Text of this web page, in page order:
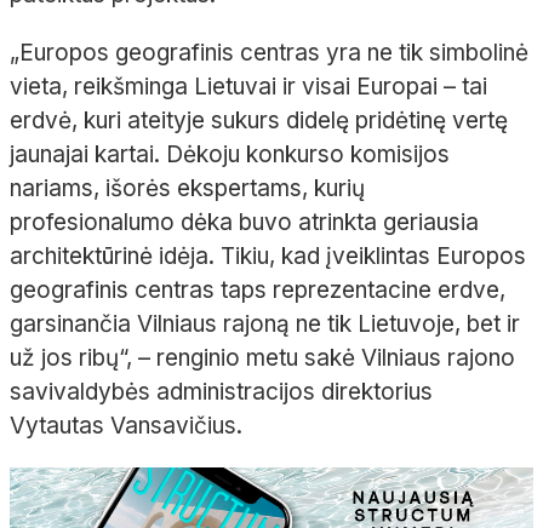
„Europos geografinis centras yra ne tik simbolinė
vieta, reikšminga Lietuvai ir visai Europai – tai
erdvė, kuri ateityje sukurs didelę pridėtinę vertę
jaunajai kartai. Dėkoju konkurso komisijos
nariams, išorės ekspertams, kurių
profesionalumo dėka buvo atrinkta geriausia
architektūrinė idėja. Tikiu, kad įveiklintas Europos
geografinis centras taps reprezentacine erdve,
garsinančia Vilniaus rajoną ne tik Lietuvoje, bet ir
už jos ribų“, – renginio metu sakė Vilniaus rajono
savivaldybės administracijos direktorius
Vytautas Vansavičius.